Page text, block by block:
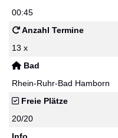
00:45
Anzahl Termine
13 x
Bad
Rhein-Ruhr-Bad Hamborn
Freie Plätze
20/20